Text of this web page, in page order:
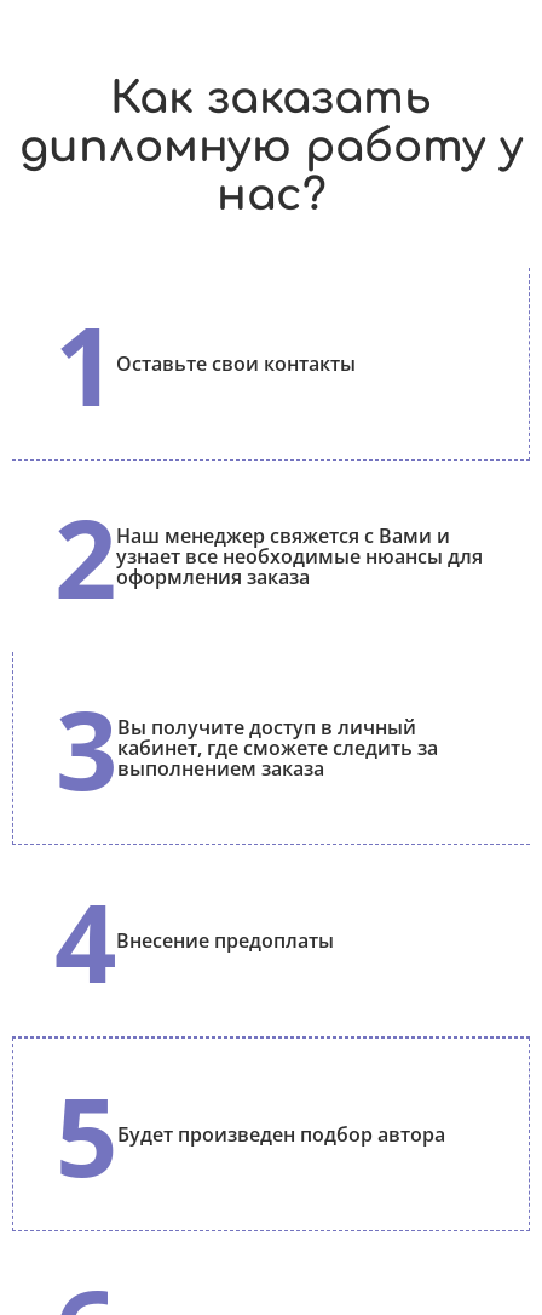
Как заказать
дипломную работу у
нас?
1 Оставьте свои контакты
2Наш менеджер свяжется с Вами и
узнает все необходимые нюансы для
оформления заказа
3Вы получите доступ в личный
кабинет, где сможете следить за
выполнением заказа
4Внесение предоплаты
5Будет произведен подбор автора